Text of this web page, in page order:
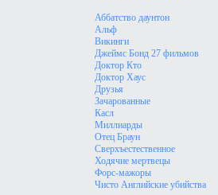
Аббатство даунтон
Альф
Викинги
Джеймс Бонд 27 фильмов
Доктор Кто
Доктор Хаус
Друзья
Зачарованные
Касл
Миллиарды
Отец Браун
Сверхъестественное
Ходячие мертвецы
Форс-мажоры
Чисто Английские убийства